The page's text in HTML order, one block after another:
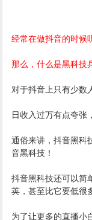
经常在做抖音的时候
那么，什么是黑科技
对于抖音上只有少数
日收入过万有点夸张
通俗来讲，抖音黑科
音黑科技！
抖音黑科技还可以简
荚，甚至比它要低很
为了让更多的直播小